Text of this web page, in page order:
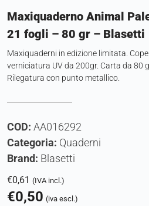
Maxiquaderno Animal
21 fogli – 80 gr – Blasetti
Maxiquaderni in edizione limitata.
verniciatura UV da 200gr. Carta da 80
Rilegatura con punto metallico.
COD: AA016292
Categoria: Quaderni
Brand: Blasetti
€0,61 (IVA incl.)
€0,50 (iva escl.)